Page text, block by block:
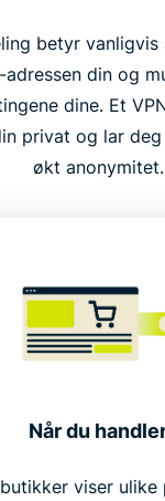
betyr vanligvis
adressen din og
dine. Et
privat og lar
økt anonymitet.
Når du
viser